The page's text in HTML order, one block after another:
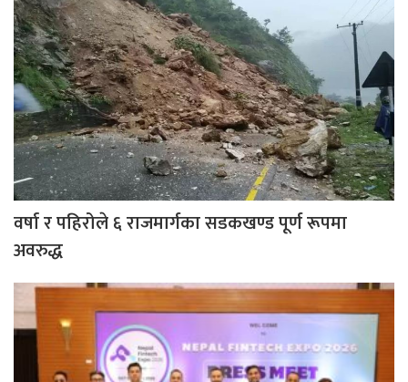
वर्षा र पहिरोले ६ राजमार्गका सडकखण्ड पूर्ण रूपमा
अवरुद्ध